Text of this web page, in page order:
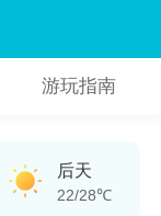
游玩指南
后天
22/28℃